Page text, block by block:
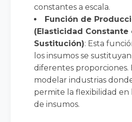
constantes a escala.
Función de
(Elasticidad Constante
Sustitución): Esta
los insumos se
diferentes proporciones.
modelar industrias
permite la flexibilidad en
de insumos.